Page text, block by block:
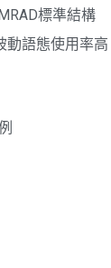
標準結構
動語態使用率高